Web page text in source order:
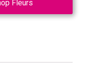
Fleurs